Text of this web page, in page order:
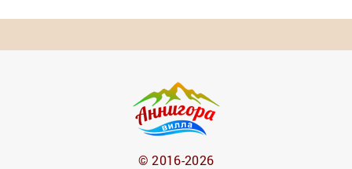
© 2016-2026